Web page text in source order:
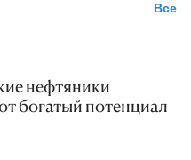
Все
нефтяники
богатый потенциал